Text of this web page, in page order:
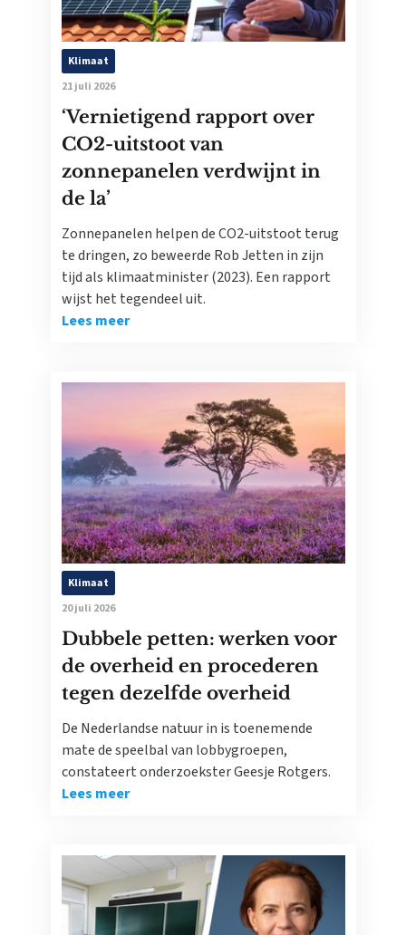
Klimaat
21 juli 2026
‘Vernietigend rapport over
CO2-uitstoot van
zonnepanelen verdwijnt in
de la’
Zonnepanelen helpen de CO2-uitstoot terug
te dringen, zo beweerde Rob Jetten in zijn
tijd als klimaatminister (2023). Een rapport
wijst het tegendeel uit.
Lees meer
Klimaat
20 juli 2026
Dubbele petten: werken voor
de overheid en procederen
tegen dezelfde overheid
De Nederlandse natuur in is toenemende
mate de speelbal van lobbygroepen,
constateert onderzoekster Geesje Rotgers.
Lees meer